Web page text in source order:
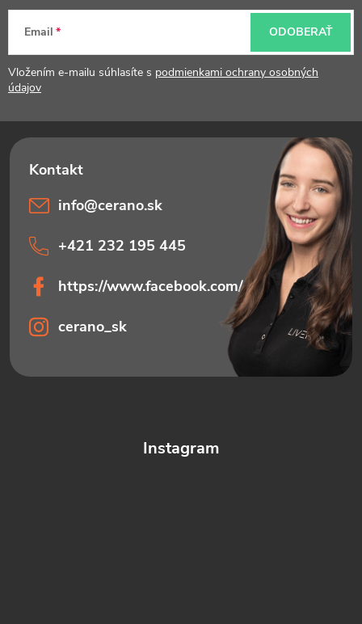
p
ä
i
e
Email
Vložením e-mailu súhlasíte s podmienkami ochrany osobných
údajov
ODOBERAŤ
Instagram
info@cerano.sk
+421 232 195 445
https://www.facebook.com/ceranosk
cerano_sk